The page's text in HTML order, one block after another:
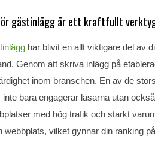
gästinlägg är ett kraftfullt
har blivit en allt viktigare del av
Genom att skriva inlägg på
inom branschen. En av de
inte bara engagerar läsarna utan
med hög trafik och starkt
webbplats, vilket gynnar din ranking